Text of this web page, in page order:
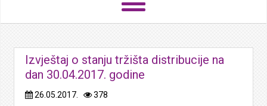
Izvještaj o stanju tržišta distribucije na
dan 30.04.2017. godine
26.05.2017. 378